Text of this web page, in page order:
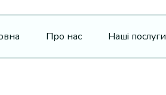
Про нас Наші послуги